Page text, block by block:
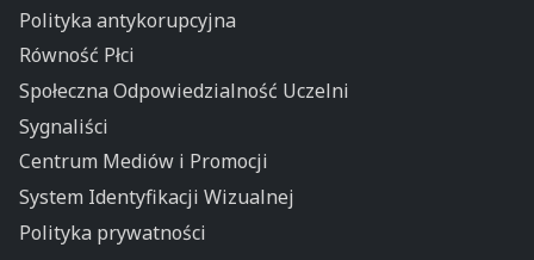
Polityka antykorupcyjna
Równość Płci
Społeczna Odpowiedzialność Uczelni
Sygnaliści
Centrum Mediów i Promocji
System Identyfikacji Wizualnej
Polityka prywatności